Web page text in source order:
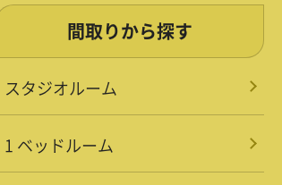
間取りから探す
スタジオルーム
1 ベッドルーム